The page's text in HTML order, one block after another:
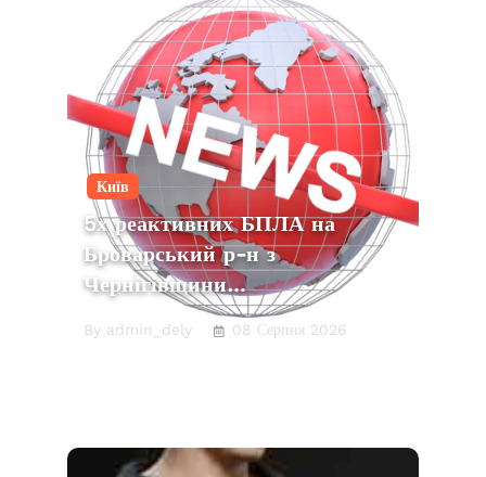
Київ
5х реактивних БПЛА на
Броварський р-н з
Чернігівщини…
By admin_dely 08 Серпня 2026